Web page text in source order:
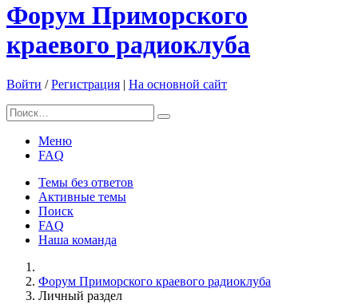
Форум Приморского
краевого радиоклуба
Войти /Регистрация | На основной сайт
Меню
FAQ
Темы без ответов
Активные темы
Поиск
FAQ
Наша команда
Форум Приморского краевого радиоклуба
Личный раздел